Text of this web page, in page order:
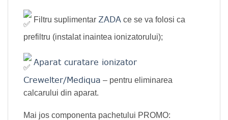
Filtru suplimentar ZADA ce se va folosi ca
prefiltru (instalat inaintea ionizatorului);
Aparat curatare ionizator
Crewelter/Mediqua – pentru eliminarea
calcarului din aparat.
Mai jos componenta pachetului PROMO: